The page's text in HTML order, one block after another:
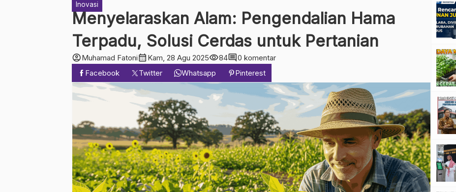
Inovasi
Menyelaraskan Alam: Pengendalian Hama
Terpadu, Solusi Cerdas untuk Pertanian
account_circleMuhamad Fatonicalendar_month Kam, 28 Agu 2025visibility84comment0 komentar
Facebook
Twitter Whatsapp Pinterest